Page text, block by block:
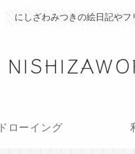
にしざわみつきの絵日記やフ
ドローイング